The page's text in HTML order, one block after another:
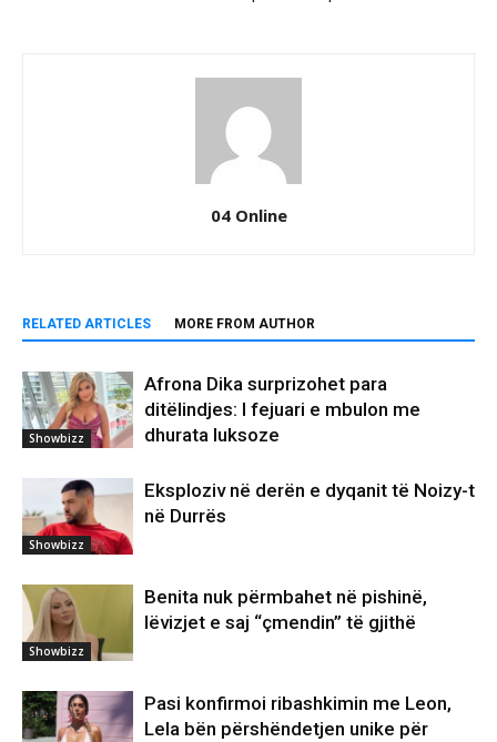
04 Online
RELATED ARTICLES MORE FROM AUTHOR
Showbizz
Afrona Dika surprizohet para
ditëlindjes: I fejuari e mbulon me
dhurata luksoze
Showbizz
Eksploziv në derën e dyqanit të Noizy-t
në Durrës
Showbizz
Benita nuk përmbahet në pishinë,
lëvizjet e saj “çmendin” të gjithë
Pasi konfirmoi ribashkimin me Leon,
Lela bën përshëndetjen unike për